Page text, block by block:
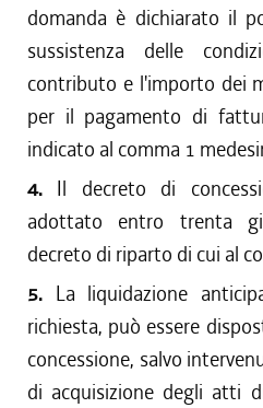
domanda è dichiarato il
sussistenza delle
contributo e l'importo dei
per il pagamento di
indicato al comma 1
4. Il decreto di
adottato entro trenta
decreto di riparto di cui al
5. La liquidazione
richiesta, può essere
concessione, salvo
di acquisizione degli atti